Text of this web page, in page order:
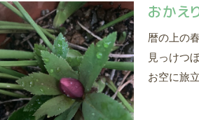
おかえり
暦の上の
見っけつ
お空に旅